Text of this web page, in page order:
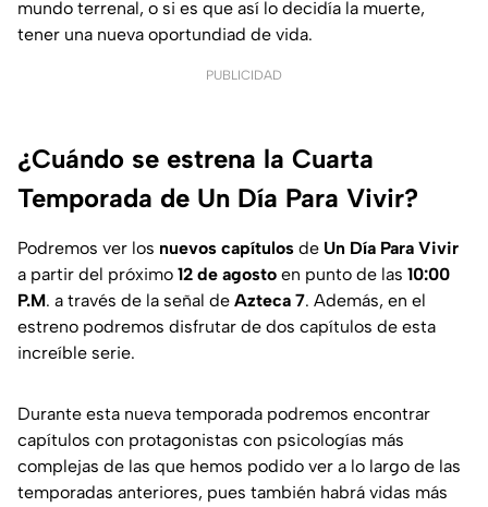
mundo terrenal, o si es que así lo decidía la muerte,
tener una nueva oportundiad de vida.
PUBLICIDAD
¿Cuándo se estrena la Cuarta
Temporada de Un Día Para Vivir?
Podremos ver los nuevos capítulos de Un Día Para Vivir
a partir del próximo 12 de agosto en punto de las 10:00
P.M. a través de la señal de Azteca 7. Además, en el
estreno podremos disfrutar de dos capítulos de esta
increíble serie.
Durante esta nueva temporada podremos encontrar
capítulos con protagonistas con psicologías más
complejas de las que hemos podido ver a lo largo de las
temporadas anteriores, pues también habrá vidas más